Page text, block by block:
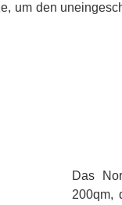
um den
Das
200qm,